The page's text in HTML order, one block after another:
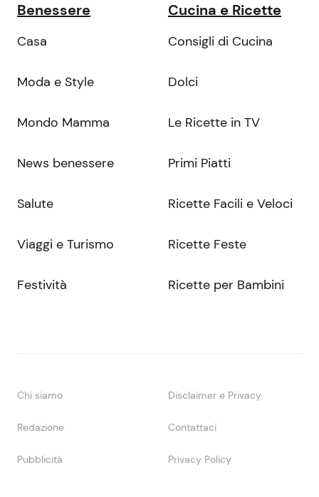
Benessere
Casa
Moda e Style
Mondo Mamma
News benessere
Salute
Viaggi e Turismo
Festività
Cucina e Ricette
Consigli di Cucina
Dolci
Le Ricette in TV
Primi Piatti
Ricette Facili e Veloci
Ricette Feste
Ricette per Bambini
Chi siamo Disclaimer e Privacy
Redazione Contattaci
Pubblicità Privacy Policy